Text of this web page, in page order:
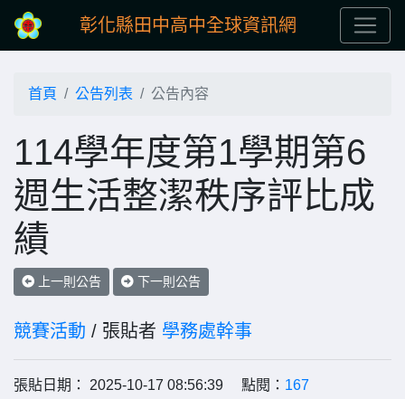
彰化縣田中高中全球資訊網
首頁 公告列表 公告內容
114學年度第1學期第6
週生活整潔秩序評比成
績
上一則公告 下一則公告
競賽活動 / 張貼者 學務處幹事
張貼日期： 2025-10-17 08:56:39 點閱： 167